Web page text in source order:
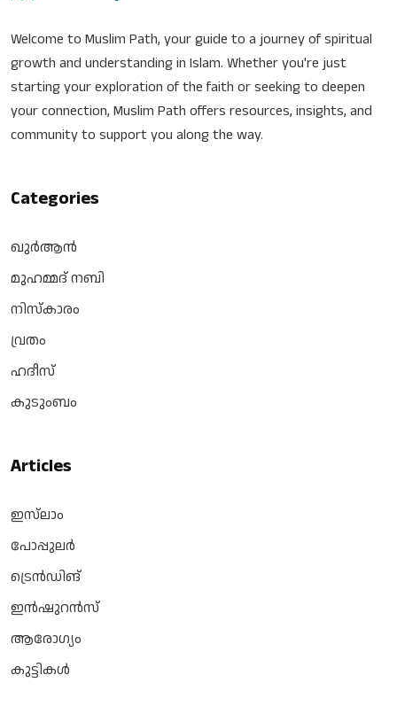
Welcome to Muslim Path, your guide to a journey of spiritual
growth and understanding in Islam. Whether you're just
starting your exploration of the faith or seeking to deepen
your connection, Muslim Path offers resources, insights, and
community to support you along the way.
Categories
ഖുർആൻ
മുഹമ്മദ് നബി
നിസ്‌കാരം
വ്രതം
ഹദീസ്
കുടുംബം
Articles
ഇസ്‌ലാം
പോപ്പുലർ
ട്രെൻഡിങ്
ഇൻഷുറൻസ്
ആരോഗ്യം
കുട്ടികൾ